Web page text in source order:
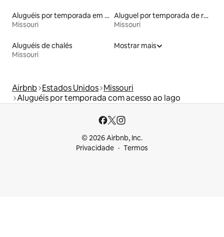
Aluguéis por temporada em acampamentos
Missouri
Aluguel por temporada de ranchos
Missouri
Aluguéis de chalés
Missouri
Mostrar mais
Airbnb Estados Unidos Missouri
Aluguéis por temporada com acesso ao lago
© 2026 Airbnb, Inc.
Privacidade
Termos